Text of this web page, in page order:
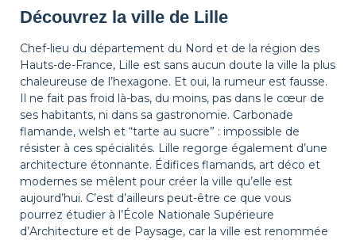
Découvrez la ville de Lille
Chef-lieu du département du Nord et de la région des
Hauts-de-France, Lille est sans aucun doute la ville la plus
chaleureuse de l’hexagone. Et oui, la rumeur est fausse.
Il ne fait pas froid là-bas, du moins, pas dans le cœur de
ses habitants, ni dans sa gastronomie. Carbonade
flamande, welsh et “tarte au sucre” : impossible de
résister à ces spécialités. Lille regorge également d’une
architecture étonnante. Édifices flamands, art déco et
modernes se mêlent pour créer la ville qu’elle est
aujourd’hui. C’est d’ailleurs peut-être ce que vous
pourrez étudier à l’École Nationale Supérieure
d’Architecture et de Paysage, car la ville est renommée